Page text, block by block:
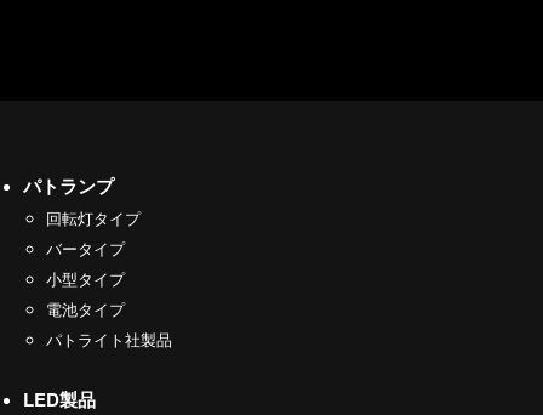
パトランプ
回転灯タイプ
バータイプ
小型タイプ
電池タイプ
パトライト社製品
LED製品